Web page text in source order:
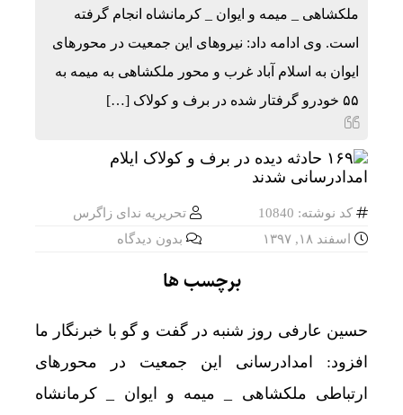
ملکشاهی _ میمه و ایوان _ کرمانشاه انجام گرفته
است. وی ادامه داد: نیروهای این جمعیت در محورهای
ایوان به اسلام آباد غرب و محور ملکشاهی به میمه به
۵۵ خودرو گرفتار شده در برف و کولاک […]
کد نوشته: 10840
تحریریه ندای زاگرس
اسفند ۱۸, ۱۳۹۷
بدون دیدگاه
برچسب ها
حسین عارفی روز شنبه در گفت و گو با خبرنگار ما
افزود: امدادرسانی این جمعیت در محورهای
ارتباطی ملکشاهی _ میمه و ایوان _ کرمانشاه